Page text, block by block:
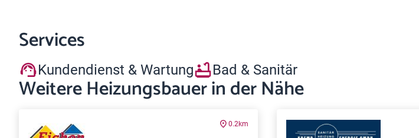
Services
Kundendienst & Wartung Bad & Sanitär
Weitere Heizungsbauer in der Nähe
0.2km